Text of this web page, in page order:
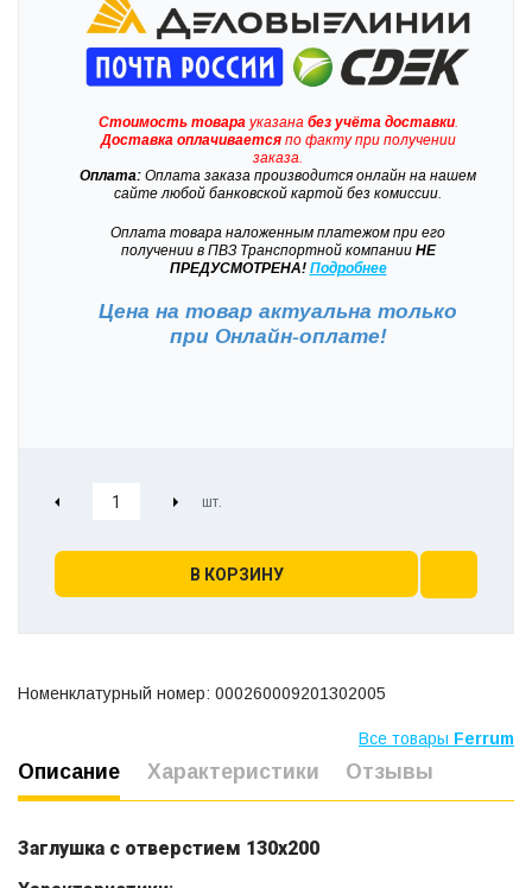
Стоимость товарауказана без учёта доставки.
Доставкаоплачиваетсяпо факту при получении
заказа.
Оплата: Оплата заказа производится онлайн на нашем
сайте любой банковской картой без комиссии.
Оплата товара наложенным платежом при его
получении в ПВЗ Транспортной компанииНЕ
ПРЕДУСМОТРЕНА! Подробнее
Цена на товар актуальна только
при Онлайн-оплате!
В КОРЗИНУ
Номенклатурный номер: 000260009201302005
Все товары Ferrum
Описание Характеристики Отзывы
Заглушка с отверстием 130x200